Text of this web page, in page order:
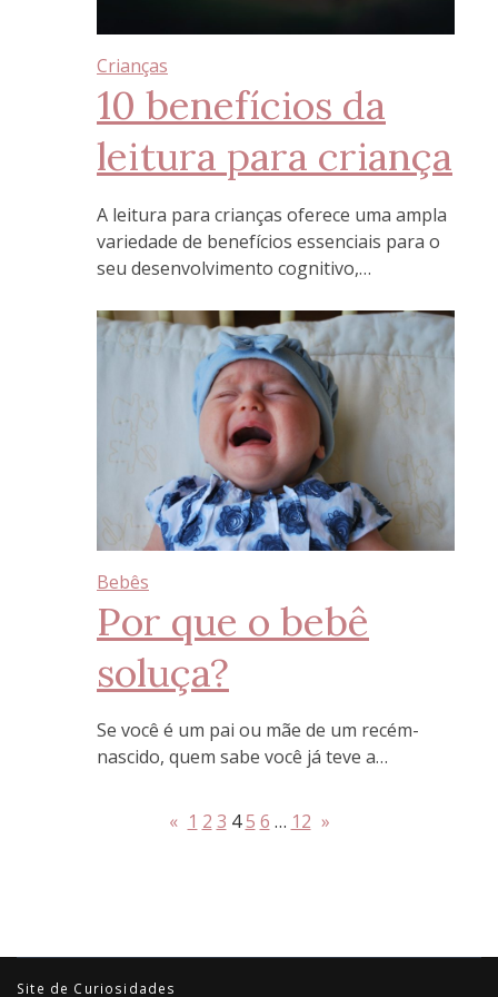
Crianças
10 benefícios da
leitura para criança
A leitura para crianças oferece uma ampla
variedade de benefícios essenciais para o
seu desenvolvimento cognitivo,…
Bebês
Por que o bebê
soluça?
Se você é um pai ou mãe de um recém-
nascido, quem sabe você já teve a…
« 1 2 3 4 5 6 … 12 »
Site de Curiosidades